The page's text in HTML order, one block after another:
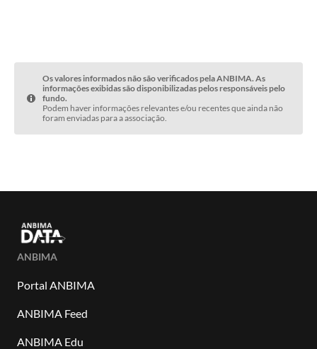
Os valores informados não são verificados pela ANBIMA. As
informações exibidas são disponibilizadas pelos responsáveis pelo
fundo.
Podem haver informações relevantes e/ou recentes que ainda não
foram enviadas para a associação.
ANBIMA
Portal ANBIMA
ANBIMA Feed
ANBIMA Edu